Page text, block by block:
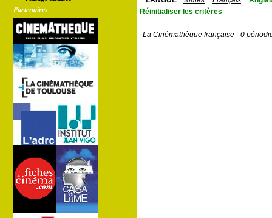
Partenaires
Réinitialiser les critères
La Cinémathèque française - 0